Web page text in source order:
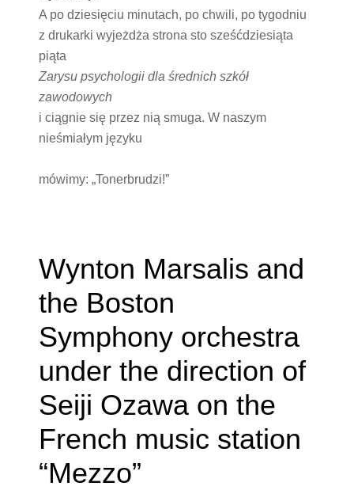
A po dziesięciu minutach, po chwili, po tygodniu
z drukarki wyjeżdża strona sto sześćdziesiąta
piąta
Zarysu psychologii dla średnich szkół
zawodowych
i ciągnie się przez nią smuga. W naszym
nieśmiałym języku
mówimy: „Tonerbrudzi!”
Wynton Marsalis and
the Boston
Symphony orchestra
under the direction of
Seiji Ozawa on the
French music station
“Mezzo”